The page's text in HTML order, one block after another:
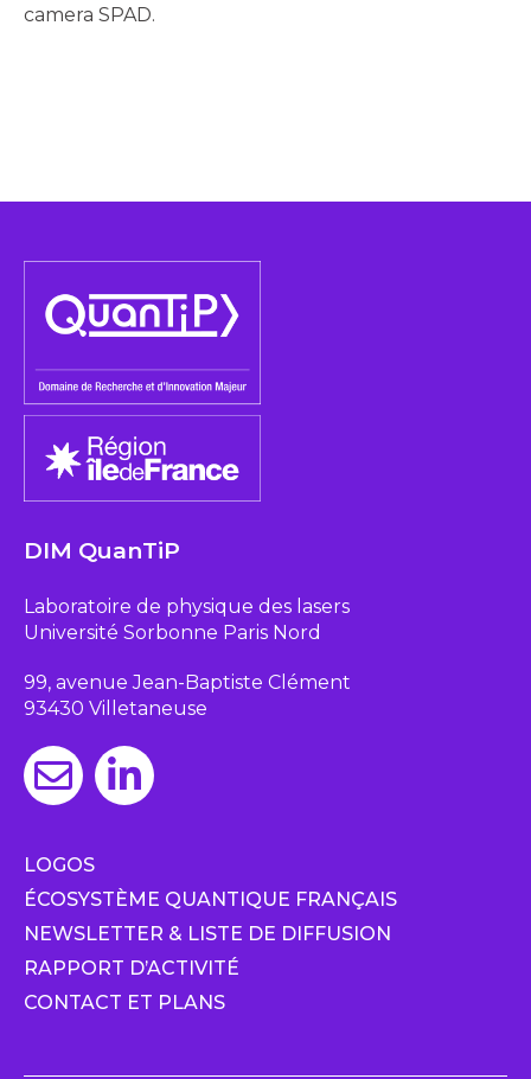
camera SPAD.
DIM QuanTiP
Laboratoire de physique des lasers
Université Sorbonne Paris Nord
99, avenue Jean-Baptiste Clément
93430 Villetaneuse
LOGOS
ÉCOSYSTÈME QUANTIQUE FRANÇAIS
NEWSLETTER & LISTE DE DIFFUSION
RAPPORT D’ACTIVITÉ
CONTACT ET PLANS